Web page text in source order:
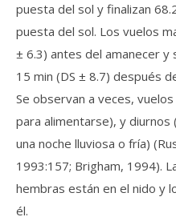
puesta del sol y finalizan
puesta del sol. Los vuelos
± 6.3) antes del amanecer y
15 min (DS ± 8.7) después
Se observan a veces,
para alimentarse), y
una noche lluviosa o fría)
1993:157; Brigham, 1994).
hembras están en el nido y
él.